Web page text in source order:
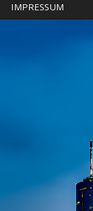
IMPRESSUM